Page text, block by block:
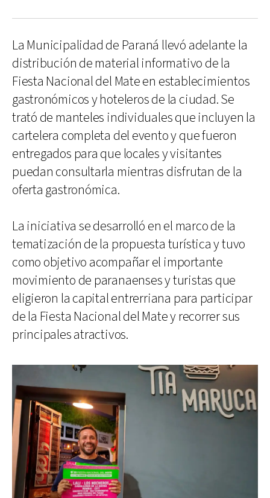
La Municipalidad de Paraná llevó adelante la
distribución de material informativo de la
Fiesta Nacional del Mate en establecimientos
gastronómicos y hoteleros de la ciudad. Se
trató de manteles individuales que incluyen la
cartelera completa del evento y que fueron
entregados para que locales y visitantes
puedan consultarla mientras disfrutan de la
oferta gastronómica.
La iniciativa se desarrolló en el marco de la
tematización de la propuesta turística y tuvo
como objetivo acompañar el importante
movimiento de paranaenses y turistas que
eligieron la capital entrerriana para participar
de la Fiesta Nacional del Mate y recorrer sus
principales atractivos.